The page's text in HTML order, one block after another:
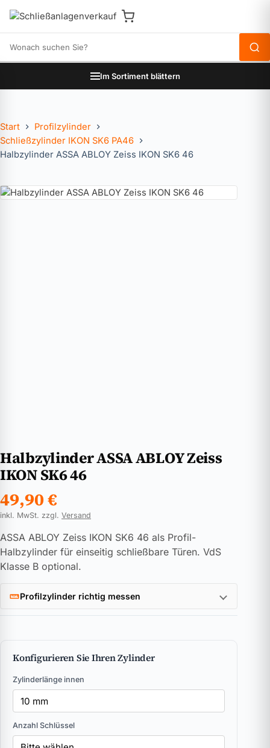
Im Sortiment blättern
Start
Profilzylinder
Schließzylinder IKON SK6 PA46
Halbzylinder ASSA ABLOY Zeiss IKON SK6 46
Halbzylinder ASSA ABLOY Zeiss
IKON SK6 46
49,90€
inkl. MwSt. zzgl. Versand
ASSA ABLOY Zeiss IKON SK6 46 als Profil-
Halbzylinder für einseitig schließbare Türen. VdS
Klasse B optional.
Profilzylinder richtig messen
Konfigurieren Sie Ihren Zylinder
Zylinderlänge innen
Anzahl Schlüssel